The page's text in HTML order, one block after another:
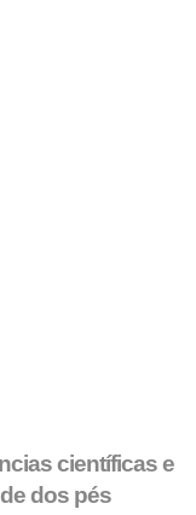
científicas e
dos pés